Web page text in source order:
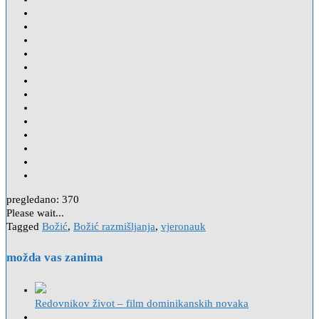
pregledano: 370
Please wait...
Tagged Božić, Božić razmišljanja, vjeronauk
možda vas zanima
Redovnikov život – film dominikanskih novaka